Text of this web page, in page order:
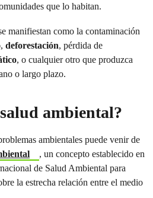
que lo habitan.
manifiestan como la contaminación
deforestación, pérdida de
, o cualquier otro que produzca
o largo plazo.
ambiental?
ambientales puede venir de
, un concepto establecido en
de Salud Ambiental para
la estrecha relación entre el medio